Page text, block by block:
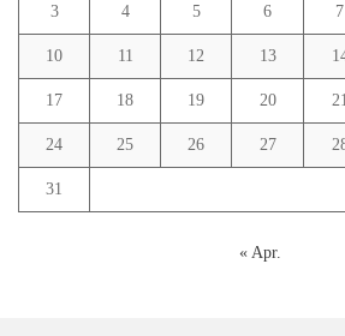
3 4 5 6 7
10 11 12 13
17 18 19 20 21
24 25 26 27
31
« Apr.